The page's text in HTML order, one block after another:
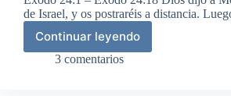
de Israel, y os postraréis a distancia.
Continuar leyendo
Moisés
y
3 comentarios